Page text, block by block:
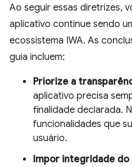
Ao seguir essas diretrizes,
aplicativo continue sendo
ecossistema IWA. As
guia incluem:
Priorize a
aplicativo precisa
finalidade declarada.
funcionalidades que
usuário.
Impor integridade